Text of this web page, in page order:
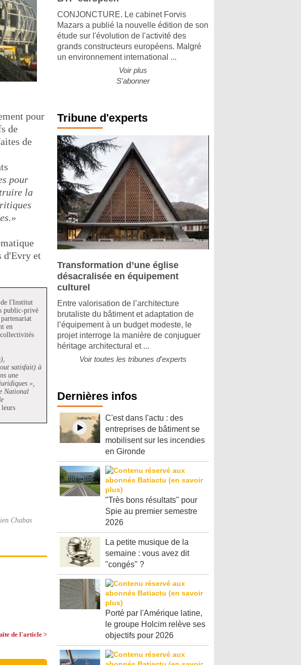
pour
de
de
pour
la
d'Evry et
de l'Institut
public-privé
en
satisfait) à
une
»,
National
Chabas
de l'article >
CONJONCTURE. Le cabinet Forvis
Mazars a publié la nouvelle édition de son
étude sur l'évolution de l'activité des
grands constructeurs européens. Malgré
un environnement international ...
Voir plus
S'abonner
Tribune d'experts
Transformation d’une église
désacralisée en équipement
culturel
Entre valorisation de l’architecture
brutaliste du bâtiment et adaptation de
l’équipement à un budget modeste, le
projet interroge la manière de conjuguer
héritage architectural et ...
Voir toutes les tribunes d'experts
Dernières infos
C'est dans l'actu : des
entreprises de bâtiment se
mobilisent sur les incendies
en Gironde
"Très bons résultats" pour
Spie au premier semestre
2026
La petite musique de la
semaine : vous avez dit
"congés" ?
Porté par l'Amérique latine,
le groupe Holcim relève ses
objectifs pour 2026